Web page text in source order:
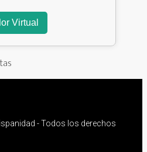
Virtual
- Todos los derechos